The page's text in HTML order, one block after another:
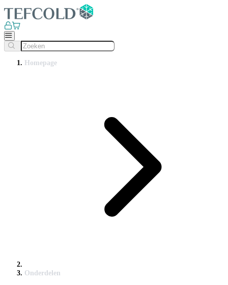
Homepage
Onderdelen